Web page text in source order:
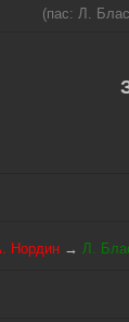
(пас: Л.
Нордин → Л.